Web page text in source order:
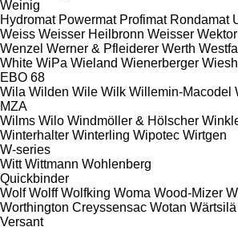
Weinig
Hydromat Powermat Profimat Rondamat
Weiss Weisser Heilbronn Weisser Wektor
Wenzel Werner & Pfleiderer Werth
White WiPa Wieland Wienerberger
EBO 68
Wila Wilden Wile Wilk Willemin-Macodel
MZA
Wilms Wilo Windmöller & Hölscher
Winterhalter Winterling Wipotec Wirtgen
W-series
Witt Wittmann Wohlenberg
Quickbinder
Wolf Wolff Wolfking Woma Wood-Mizer
Worthington Creyssensac Wotan Wärtsilä
Versant